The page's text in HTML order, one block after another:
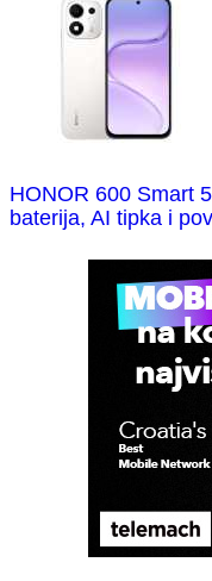
HONOR 600 Smart
baterija, AI tipka i